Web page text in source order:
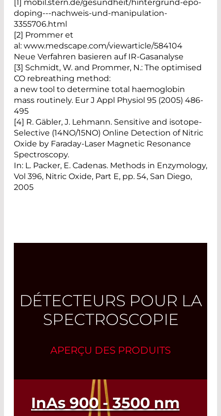
[1] mobil.stern.de/gesundheit/hintergrund-epo-
doping---nachweis-und-manipulation-
3355706.html
[2] Prommer et
al: www.medscape.com/viewarticle/584104
Neue Verfahren basieren auf IR-Gasanalyse
[3] Schmidt, W. and Prommer, N.: The optimised
CO rebreathing method:
a new tool to determine total haemoglobin
mass routinely. Eur J Appl Physiol 95 (2005) 486-
495
[4] R. Gäbler, J. Lehmann. Sensitive and isotope-
Selective (14NO/15NO) Online Detection of Nitric
Oxide by Faraday-Laser Magnetic Resonance
Spectroscopy.
In: L. Packer, E. Cadenas. Methods in Enzymology,
Vol 396, Nitric Oxide, Part E, pp. 54, San Diego,
2005
DÉTECTEURS POUR LA
SPECTROSCOPIE
APERÇU DES PRODUITS
InAs 900 - 3500 nm